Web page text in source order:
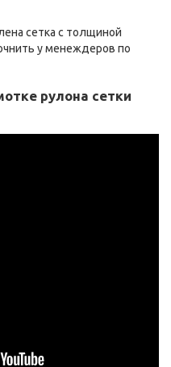
сетка с толщиной
у менеждеров по
рулона сетки